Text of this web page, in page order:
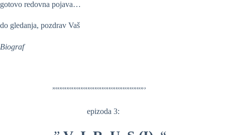
gotovo redovna pojava…
do gledanja, pozdrav Vaš
Biograf
””””””””””””””””””””””””””’
epizoda 3: